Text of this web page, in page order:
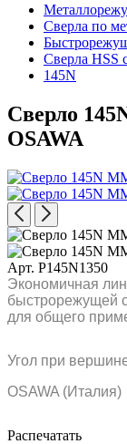
Сверла по
Сверла HSS
145N
Сверло
OSAWA
Арт. P145N1350
Экономичная
быстрорежущей
для общего
Угол при
OSAWA (Италия)
Распечатать